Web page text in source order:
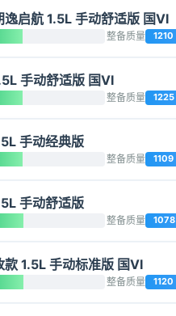
启航 1.5L 手动舒适版 国VI
整备质量 1210
手动舒适版 国VI
整备质量 1225
手动经典版
整备质量 1109
手动舒适版
整备质量 1078
1.5L 手动标准版 国VI
整备质量 1120